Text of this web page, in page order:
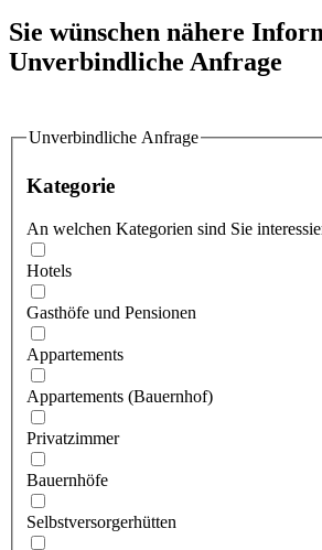
Sie wünschen nähere
Unverbindliche Anfrage
Unverbindliche Anfrage
Kategorie
An welchen Kategorien sind Sie
Hotels
Gasthöfe und Pensionen
Appartements
Appartements (Bauernhof)
Privatzimmer
Bauernhöfe
Selbstversorgerhütten